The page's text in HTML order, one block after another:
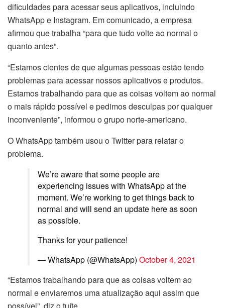
dificuldades para acessar seus aplicativos, incluindo
WhatsApp e Instagram. Em comunicado, a empresa
afirmou que trabalha “para que tudo volte ao normal o
quanto antes”.
“Estamos cientes de que algumas pessoas estão tendo
problemas para acessar nossos aplicativos e produtos.
Estamos trabalhando para que as coisas voltem ao normal
o mais rápido possível e pedimos desculpas por qualquer
inconveniente”, informou o grupo norte-americano.
O WhatsApp também usou o Twitter para relatar o
problema.
We’re aware that some people are
experiencing issues with WhatsApp at the
moment. We’re working to get things back to
normal and will send an update here as soon
as possible.
Thanks for your patience!
— WhatsApp (@WhatsApp) October 4, 2021
“Estamos trabalhando para que as coisas voltem ao
normal e enviaremos uma atualização aqui assim que
possível”, diz o tuíte.